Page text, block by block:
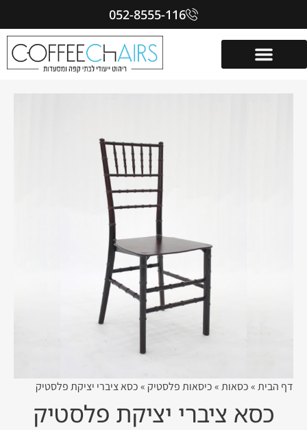
052-8555-116
דף הבית»כסאות»כיסאות פלסטיק »כסא ציברי יציקת פלסטיק
כסא ציברי יציקת פלסטיק